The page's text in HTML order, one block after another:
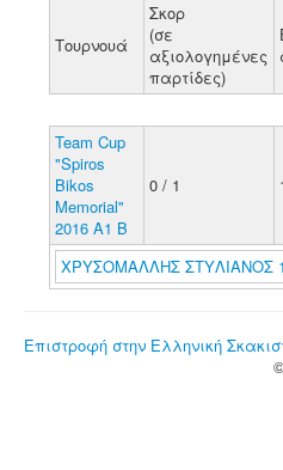
Τουρνουά
Σκορ
(σε
αξιολογημένες
παρτίδες)
Team Cup
"Spiros
Bikos
Memorial"
2016 A1 Β
0 / 1
ΧΡΥΣΟΜΑΛΛΗΣ ΣΤΥΛΙΑΝΟΣ
Επιστροφή στην Ελληνική